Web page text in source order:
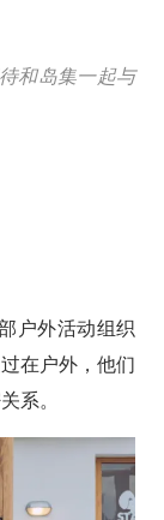
和岛集一起与
户外活动组织
在户外，他们
系。